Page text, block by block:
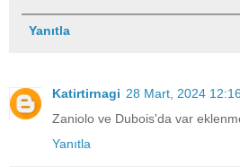
Yanıtla
Katirtirnagi 28 Mart, 2024 12:16
Zaniolo ve Dubois'da var
Yanıtla